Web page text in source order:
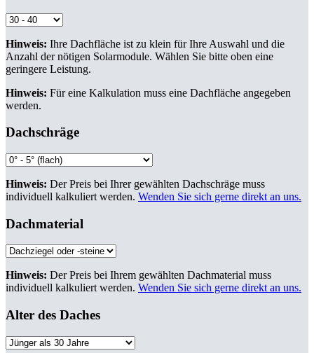
Hinweis: Ihre Dachfläche ist zu klein für Ihre Auswahl und die
Anzahl der nötigen Solarmodule. Wählen Sie bitte oben eine
geringere Leistung.
Hinweis: Für eine Kalkulation muss eine Dachfläche angegeben
werden.
Dachschräge
Hinweis: Der Preis bei Ihrer gewählten Dachschräge muss
individuell kalkuliert werden. Wenden Sie sich gerne direkt an uns.
Dachmaterial
Hinweis: Der Preis bei Ihrem gewählten Dachmaterial muss
individuell kalkuliert werden. Wenden Sie sich gerne direkt an uns.
Alter des Daches